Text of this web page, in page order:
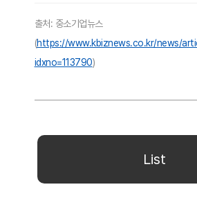
출처: 중소기업뉴스
(https://www.kbiznews.co.kr/news/
idxno=113790)
List